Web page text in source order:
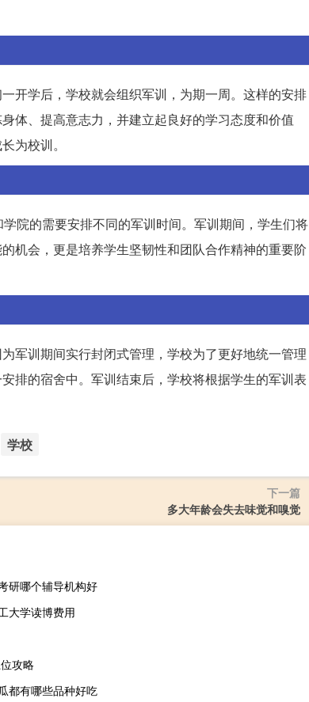
开学后，学校就会组织军训，为期一周。这样的安排
体、提高意志力，并建立起良好的学习态度和价值
为校训。
院的需要安排不同的军训时间。军训期间，学生们将
机会，更是培养学生坚韧性和团队合作精神的重要阶
军训期间实行封闭式管理，学校为了更好地统一管理
排的宿舍中。军训结束后，学校将根据学生的军训表
学校
下一篇
多大年龄会失去味觉和嗅觉
研哪个辅导机构好
大学读博费用
攻略
都有哪些品种好吃